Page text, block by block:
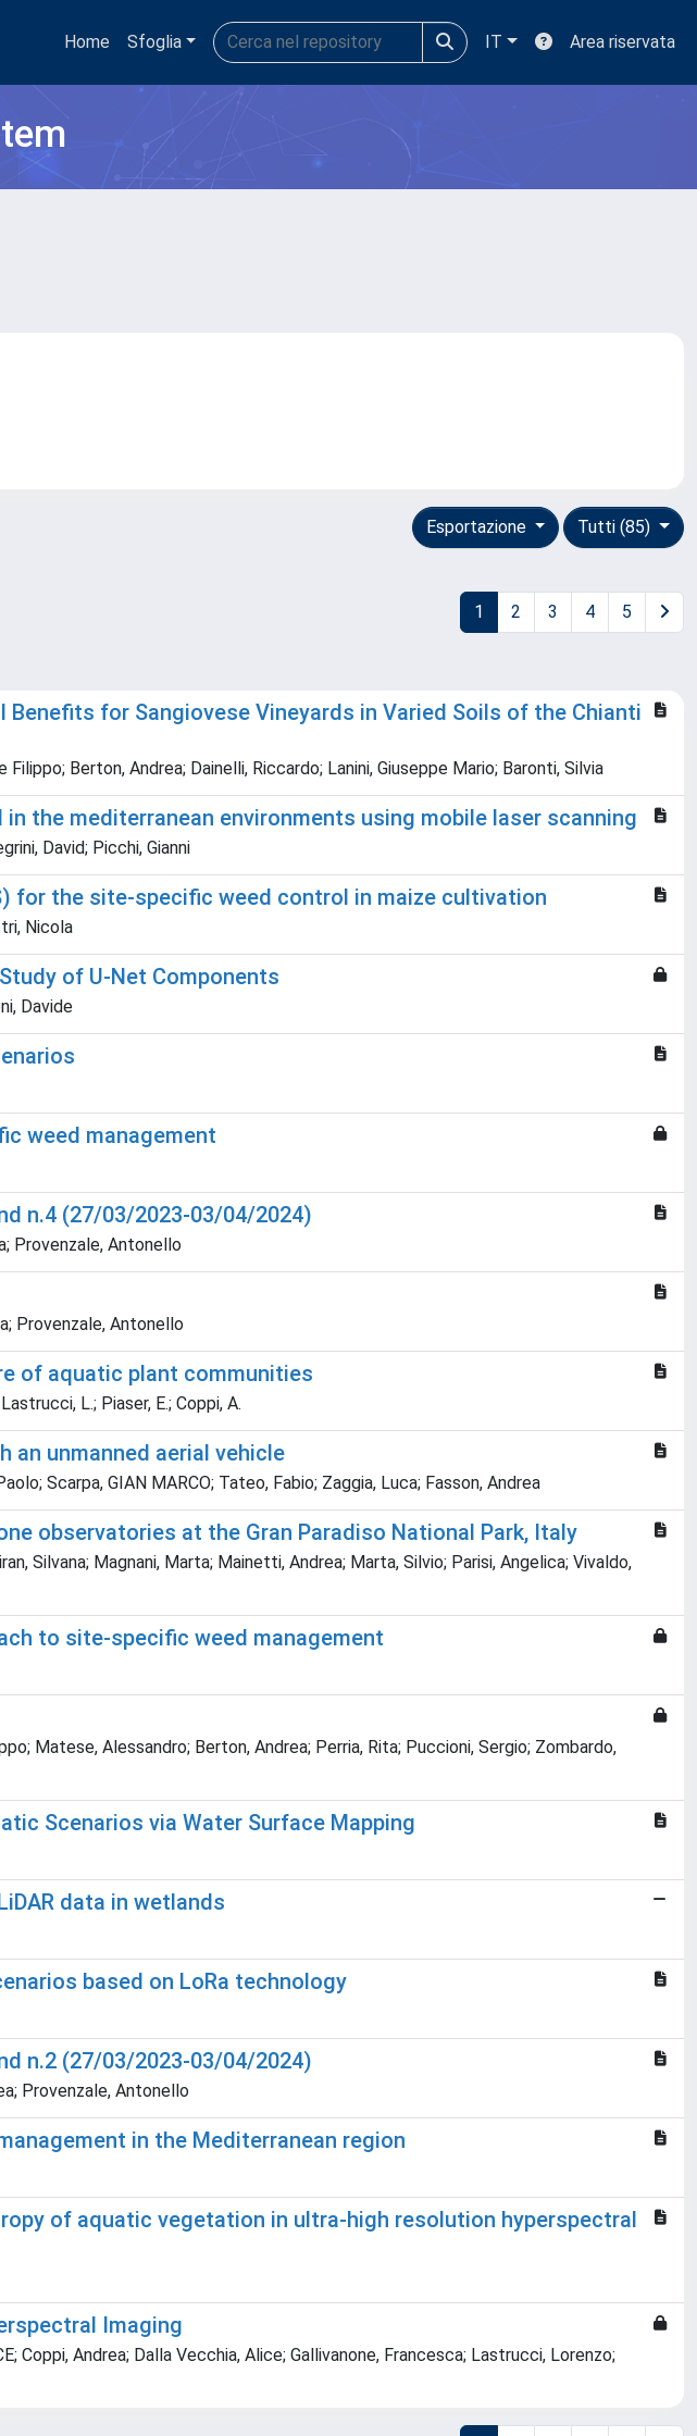
Home Sfoglia IT Area riservata
Tutti (85)
Esportazione
1 2 3 4 5
for Sangiovese Vineyards in Varied Soils of the Chianti
Berton, Andrea; Dainelli, Riccardo; Lanini, Giuseppe Mario; Baronti, Silvia
the mediterranean environments using mobile laser scanning
David; Picchi, Gianni
for the site-specific weed control in maize cultivation
Nicola
of U-Net Components
Davide
weed management
n.4 (27/03/2023-03/04/2024)
Provenzale, Antonello
Provenzale, Antonello
of aquatic plant communities
L.; Piaser, E.; Coppi, A.
unmanned aerial vehicle
Scarpa, GIAN MARCO; Tateo, Fabio; Zaggia, Luca; Fasson, Andrea
observatories at the Gran Paradiso National Park, Italy
Silvana; Magnani, Marta; Mainetti, Andrea; Marta, Silvio; Parisi, Angelica; Vivaldo,
to site-specific weed management
Matese, Alessandro; Berton, Andrea; Perria, Rita; Puccioni, Sergio; Zombardo,
Scenarios via Water Surface Mapping
data in wetlands
based on LoRa technology
n.2 (27/03/2023-03/04/2024)
Provenzale, Antonello
in the Mediterranean region
of aquatic vegetation in ultra-high resolution hyperspectral
Imaging
Coppi, Andrea; Dalla Vecchia, Alice; Gallivanone, Francesca; Lastrucci, Lorenzo;